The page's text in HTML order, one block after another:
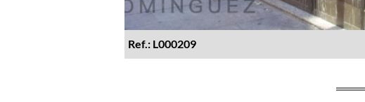
Ref.: L000209